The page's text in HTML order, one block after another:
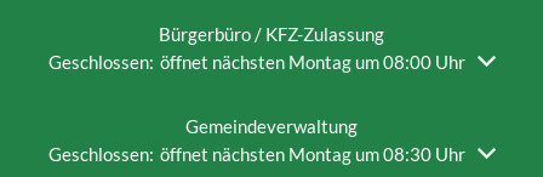
Bürgerbüro / KFZ-Zulassung
Klicken, um weitere Öffnungs- oder Schließzeiten
Geschlossen: öffnet nächsten Montag um 08:00 Uhr
Gemeindeverwaltung
Klicken, um weitere Öffnungs- oder Schließzeiten
Geschlossen: öffnet nächsten Montag um 08:30 Uhr